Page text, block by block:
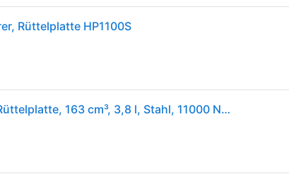
Rüttelplatte HP1100S
Scheppach HP1100S, Rüttelplatte, 163 cm³, 3,8 l, Stahl, 11000 N, Benzin